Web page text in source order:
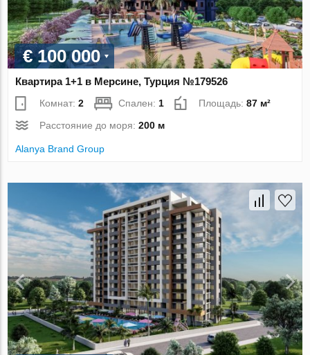
€ 100 000
Квартира 1+1 в Мерсине, Турция №179526
Комнат:2 Спален: 1 Площадь:87 м²
Расстояние до моря:200 м
Alanya Brand Group